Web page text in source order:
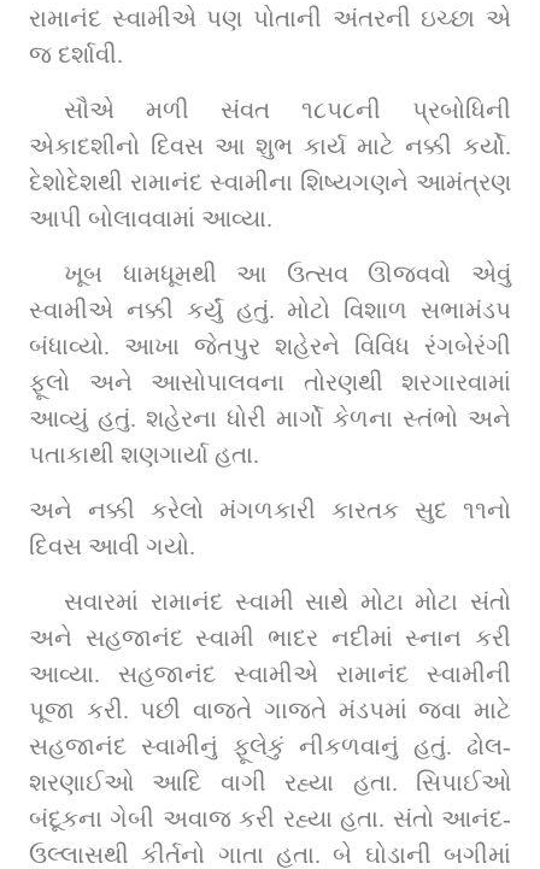
રામાનંદ સ્વામીએ પણ પોતાની અંતરની ઇચ્છા એ
જ દર્શાવી.
સૌએ મળી સંવત ૧૮૫૮ની પ્રબોધિની
એકાદશીનો દિવસ આ શુભ કાર્ય માટે નક્કી કર્યો.
દેશોદેશથી રામાનંદ સ્વામીના શિષ્યગણને આમંત્રણ
આપી બોલાવવામાં આવ્યા.
ખૂબ ધામધૂમથી આ ઉત્સવ ઊજવવો એવું
સ્વામીએ નક્કી કર્યું હતું. મોટો વિશાળ સભામંડપ
બંધાવ્યો. આખા જેતપુર શહેરને વિવિધ રંગબેરંગી
ફૂલો અને આસોપાલવના તોરણથી શરગારવામાં
આવ્યું હતું. શહેરના ધોરી માર્ગો કેળના સ્તંભો અને
પતાકાથી શણગાર્યા હતા.
અને નક્કી કરેલો મંગળકારી કારતક સુદ ૧૧નો
દિવસ આવી ગયો.
સવારમાં રામાનંદ સ્વામી સાથે મોટા મોટા સંતો
અને સહજાનંદ સ્વામી ભાદર નદીમાં સ્નાન કરી
આવ્યા. સહજાનંદ સ્વામીએ રામાનંદ સ્વામીની
પૂજા કરી. પછી વાજતે ગાજતે મંડપમાં જવા માટે
સહજાનંદ સ્વામીનું ફૂલેકું નીકળવાનું હતું. ઢોલ-
શરણાઈઓ આદિ વાગી રહ્યા હતા. સિપાઈઓ
બંદૂકના ગેબી અવાજ કરી રહ્યા હતા. સંતો આનંદ-
ઉલ્લાસથી કીર્તનો ગાતા હતા. બે ઘોડાની બગીમાં